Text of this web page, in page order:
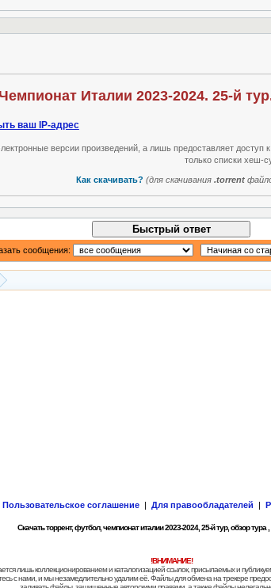
Италии 2023-2024. 25-й
ваш IP-адрес
версии произведений, а лишь предоставляет
только списки хеш-
Как скачивать? (для скачивания.torrent
Быстрый ответ
сообщения:
Пользовательское соглашение | Для правообладателей |
Скачать торрент, футбол, чемпионат италии 2023-2024, 25-й тур, обзор тура
!ВНИМАНИЕ!
лишь коллекционированием и каталогизацией ссылок, присылаемых и
с нами, и мы незамедлительно удалим её. Файлы для обмена на трекере